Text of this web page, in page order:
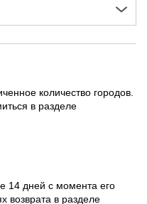
количество городов.
в разделе
14 дней с момента его
возврата в разделе